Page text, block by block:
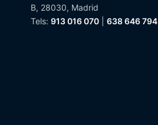
B, 28030, Madrid
Tels: 913 016 070 638 646 794